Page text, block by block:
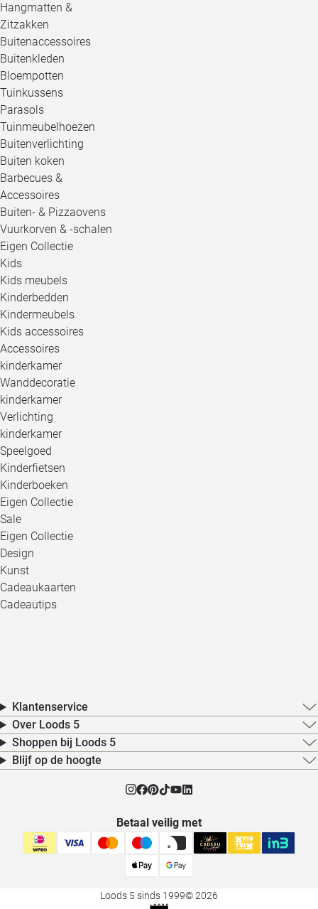
Hangmatten &
Zitzakken
Buitenaccessoires
Buitenkleden
Bloempotten
Tuinkussens
Parasols
Tuinmeubelhoezen
Buitenverlichting
Buiten koken
Barbecues &
Accessoires
Buiten- & Pizzaovens
Vuurkorven & -schalen
Eigen Collectie
Kids
Kids meubels
Kinderbedden
Kindermeubels
Kids accessoires
Accessoires
kinderkamer
Wanddecoratie
kinderkamer
Verlichting
kinderkamer
Speelgoed
Kinderfietsen
Kinderboeken
Eigen Collectie
Sale
Eigen Collectie
Design
Kunst
Cadeaukaarten
Cadeautips
Klantenservice
Over Loods 5
Shoppen bij Loods 5
Blijf op de hoogte
Betaal veilig met
Loods 5 sinds 1999© 2026